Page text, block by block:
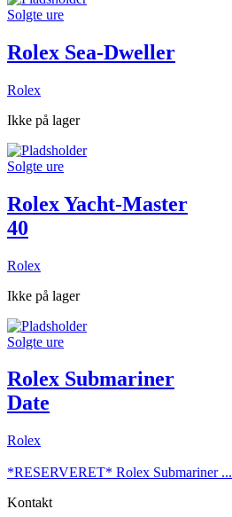
Solgte ure
Rolex Sea-Dweller
Rolex
Ikke på lager
Solgte ure
Rolex Yacht-Master
40
Rolex
Ikke på lager
Solgte ure
Rolex Submariner
Date
Rolex
*RESERVERET* Rolex Submariner ...
Kontakt